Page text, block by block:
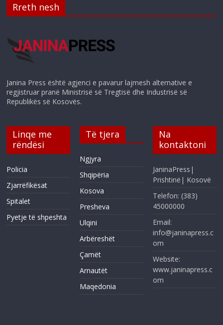
Rreth nesh
Janina Press është agjenci e pavarur lajmesh alternative e
regjistruar pranë Ministrisë së Tregtisë dhe Industrisë së
Republikës së Kosovës.
Linqe me
rëndësi
Policia
Zjarrëfikësat
Spitalet
Pyetje të shpeshta
Të tjera
Ngjyra
Shqipëria
Kosova
Presheva
Ulqini
Arbëreshët
Çamët
Arnautët
Maqedonia
Na
kontaktoni
JaninaPress|
Prishtinë| Kosovë
Telefon: (383)
45000000
Email:
info@janinapress.c
om
Website:
www.janinapress.c
om